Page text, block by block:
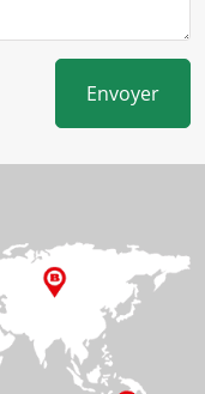
Envoyer